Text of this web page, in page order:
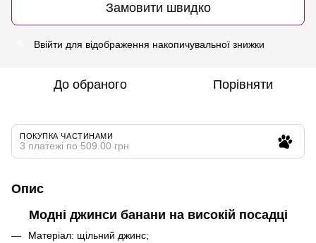
Замовити швидко
Ввійти для відображення накопичувальної знижки
До обраного Порівняти
ПОКУПКА ЧАСТИНАМИ
3 платежі по 509.00 грн
Опис
Модні джинси банани на високій посадці
Матеріал: щільний джинс;